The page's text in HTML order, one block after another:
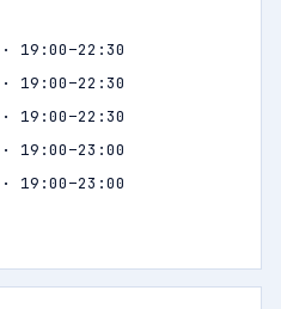
19:00–22:30
19:00–22:30
19:00–22:30
19:00–23:00
19:00–23:00